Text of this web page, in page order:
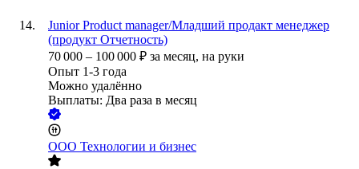
Junior Product manager/Младший продакт менеджер
(продукт Отчетность)
70 000 – 100 000 ₽ за месяц, на руки
Опыт 1-3 года
Можно удалённо
Выплаты: Два раза в месяц
ООО Технологии и бизнес